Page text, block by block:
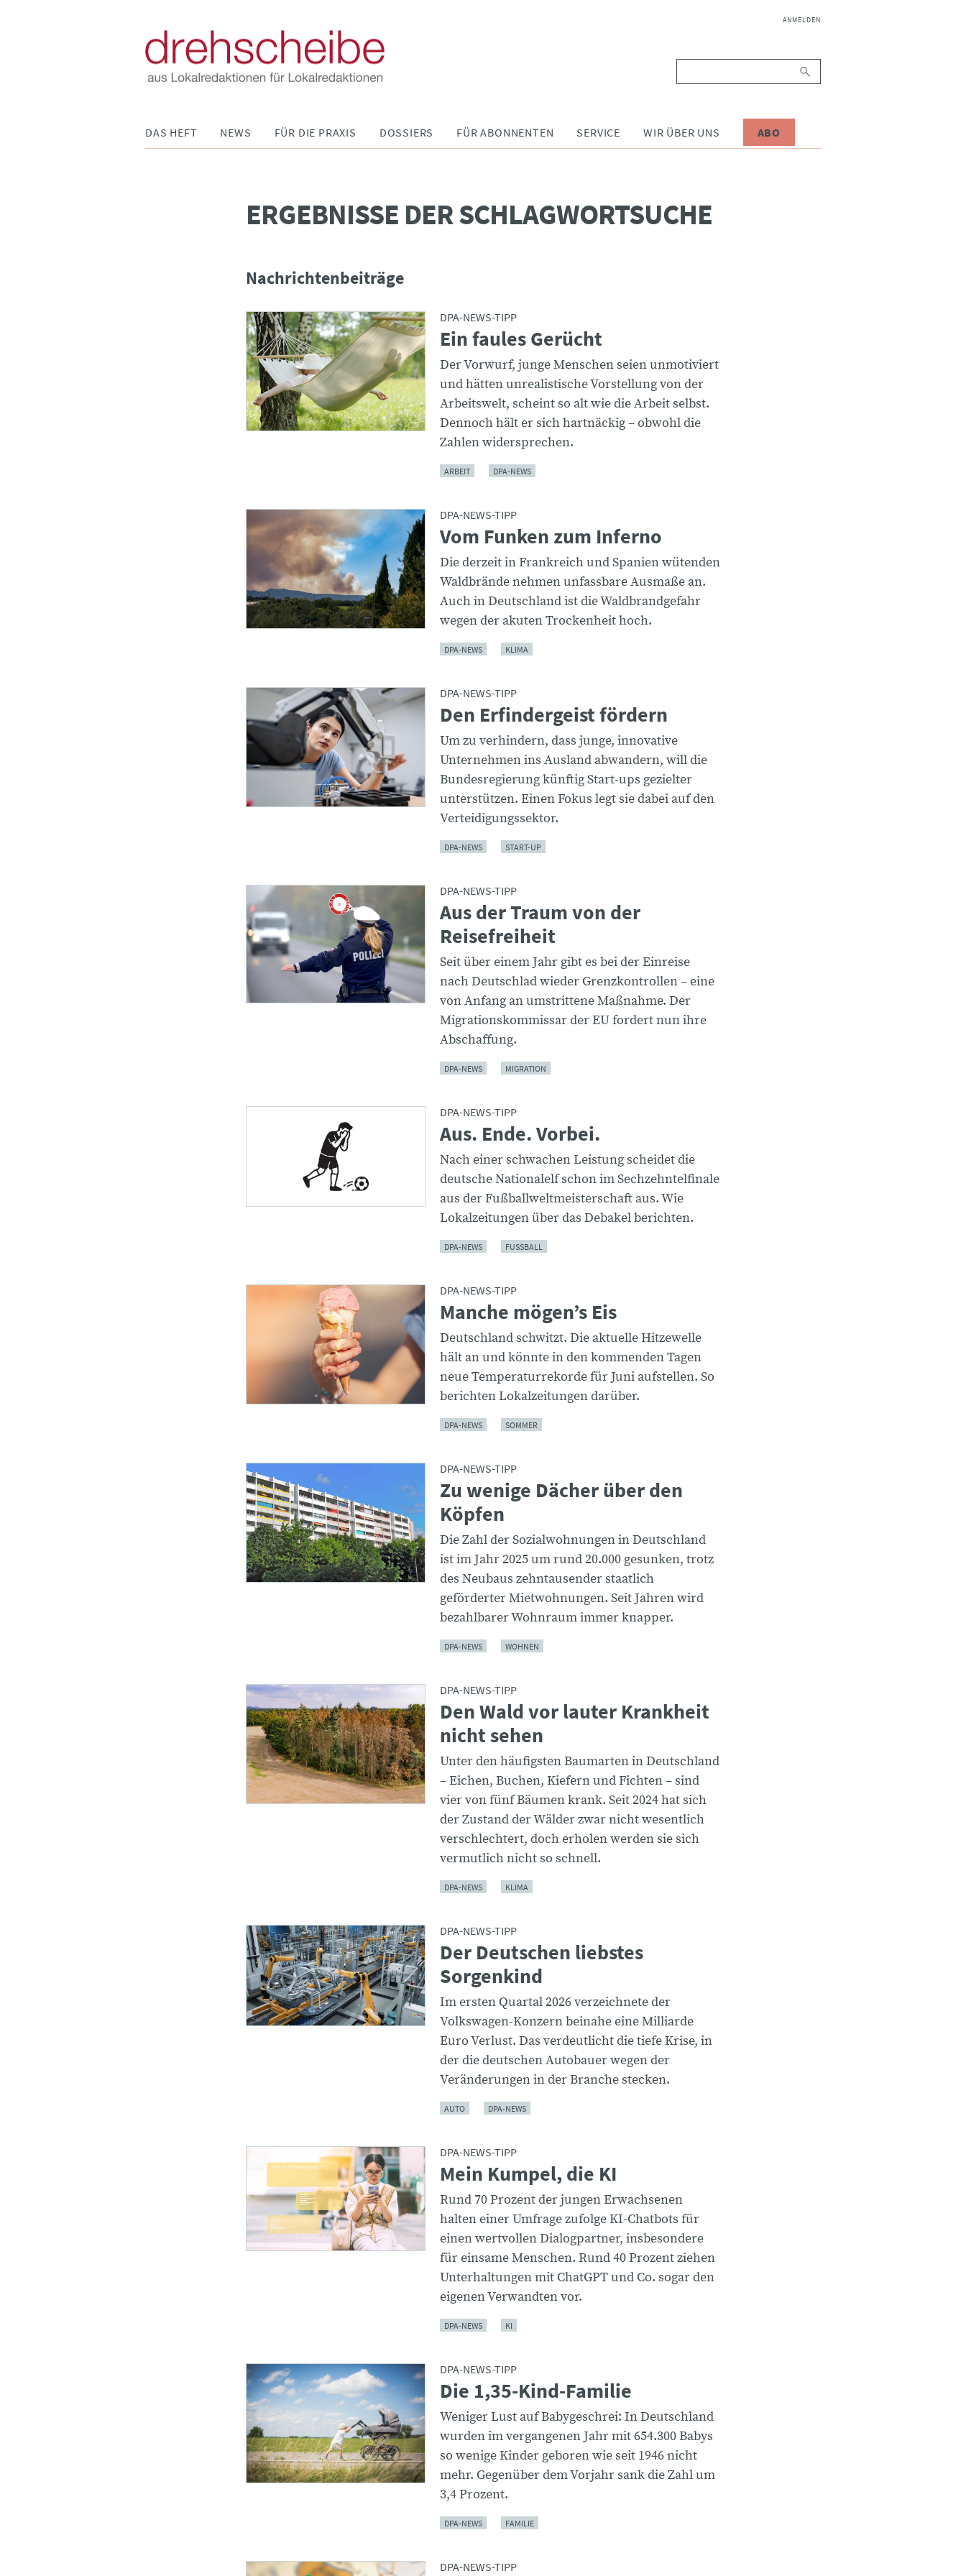
NAVIGATION
ANMELDEN
DAS HEFT NEWS FÜR DIE PRAXIS DOSSIERS FÜR ABONNENTEN SERVICE WIR ÜBER UNS ABO
­ERGEBNISSE DER SCHLAGWORTSUCHE
Nachrichtenbeiträge
DPA-NEWS-TIPP
Ein faules Gerücht
Der Vorwurf, junge Menschen seien unmotiviert
und hätten unrealistische Vorstellung von der
Arbeitswelt, scheint so alt wie die Arbeit selbst.
Dennoch hält er sich hartnäckig – obwohl die
Zahlen widersprechen.
ARBEIT DPA-NEWS
DPA-NEWS-TIPP
Vom Funken zum Inferno
Die derzeit in Frankreich und Spanien wütenden
Waldbrände nehmen unfassbare Ausmaße an.
Auch in Deutschland ist die Waldbrandgefahr
wegen der akuten Trockenheit hoch.
DPA-NEWS KLIMA
DPA-NEWS-TIPP
Den Erfindergeist fördern
Um zu verhindern, dass junge, innovative
Unternehmen ins Ausland abwandern, will die
Bundesregierung künftig Start-ups gezielter
unterstützen. Einen Fokus legt sie dabei auf den
Verteidigungssektor.
DPA-NEWS START-UP
DPA-NEWS-TIPP
Aus der Traum von der
Reisefreiheit
Seit über einem Jahr gibt es bei der Einreise
nach Deutschlad wieder Grenzkontrollen – eine
von Anfang an umstrittene Maßnahme. Der
Migrationskommissar der EU fordert nun ihre
Abschaffung.
DPA-NEWS MIGRATION
DPA-NEWS-TIPP
Aus. Ende. Vorbei.
Nach einer schwachen Leistung scheidet die
deutsche Nationalelf schon im Sechzehntelfinale
aus der Fußballweltmeisterschaft aus. Wie
Lokalzeitungen über das Debakel berichten.
DPA-NEWS FUSSBALL
DPA-NEWS-TIPP
Manche mögen’s Eis
Deutschland schwitzt. Die aktuelle Hitzewelle
hält an und könnte in den kommenden Tagen
neue Temperaturrekorde für Juni aufstellen. So
berichten Lokalzeitungen darüber.
DPA-NEWS SOMMER
DPA-NEWS-TIPP
Zu wenige Dächer über den
Köpfen
Die Zahl der Sozialwohnungen in Deutschland
ist im Jahr 2025 um rund 20.000 gesunken, trotz
des Neubaus zehntausender staatlich
geförderter Mietwohnungen. Seit Jahren wird
bezahlbarer Wohnraum immer knapper.
DPA-NEWS WOHNEN
DPA-NEWS-TIPP
Den Wald vor lauter Krankheit
nicht sehen
Unter den häufigsten Baumarten in Deutschland
– Eichen, Buchen, Kiefern und Fichten – sind
vier von fünf Bäumen krank. Seit 2024 hat sich
der Zustand der Wälder zwar nicht wesentlich
verschlechtert, doch erholen werden sie sich
vermutlich nicht so schnell.
DPA-NEWS KLIMA
DPA-NEWS-TIPP
Der Deutschen liebstes
Sorgenkind
Im ersten Quartal 2026 verzeichnete der
Volkswagen-Konzern beinahe eine Milliarde
Euro Verlust. Das verdeutlicht die tiefe Krise, in
der die deutschen Autobauer wegen der
Veränderungen in der Branche stecken.
AUTO DPA-NEWS
DPA-NEWS-TIPP
Mein Kumpel, die KI
Rund 70 Prozent der jungen Erwachsenen
halten einer Umfrage zufolge KI-Chatbots für
einen wertvollen Dialogpartner, insbesondere
für einsame Menschen. Rund 40 Prozent ziehen
Unterhaltungen mit ChatGPT und Co. sogar den
eigenen Verwandten vor.
DPA-NEWS KI
DPA-NEWS-TIPP
Die 1,35-Kind-Familie
Weniger Lust auf Babygeschrei: In Deutschland
wurden im vergangenen Jahr mit 654.300 Babys
so wenige Kinder geboren wie seit 1946 nicht
mehr. Gegenüber dem Vorjahr sank die Zahl um
3,4 Prozent.
DPA-NEWS FAMILIE
DPA-NEWS-TIPP